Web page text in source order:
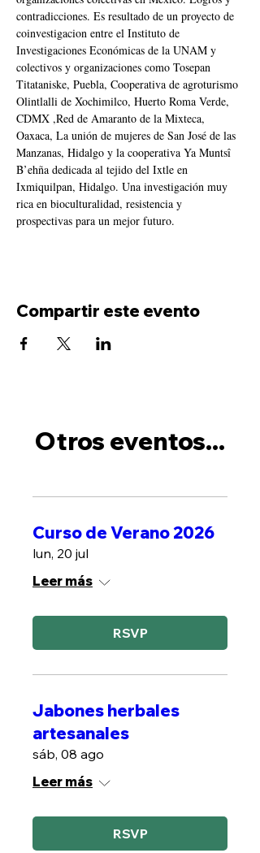
contradicciones. Es resultado de un proyecto de
coinvestigacion entre el Instituto de
Investigaciones Económicas de la UNAM y
colectivos y organizaciones como Tosepan
Titataniske, Puebla, Cooperativa de agroturismo
Olintlalli de Xochimilco, Huerto Roma Verde,
CDMX ,Red de Amaranto de la Mixteca,
Oaxaca, La unión de mujeres de San José de las
Manzanas, Hidalgo y la cooperativa Ya Muntsî
B’ehña dedicada al tejido del Ixtle en
Ixmiquilpan, Hidalgo. Una investigación muy
rica en bioculturalidad, resistencia y
prospectivas para un mejor futuro.
Compartir este evento
Otros eventos...
Curso de Verano 2026
lun, 20 jul
Leer más
RSVP
Jabones herbales
artesanales
sáb, 08 ago
Leer más
RSVP